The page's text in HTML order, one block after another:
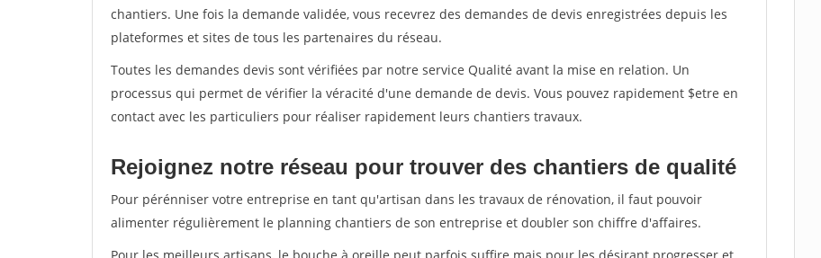
chantiers. Une fois la demande validée, vous recevrez des demandes de devis enregistrées depuis les
plateformes et sites de tous les partenaires du réseau.
Toutes les demandes devis sont vérifiées par notre service Qualité avant la mise en relation. Un
processus qui permet de vérifier la véracité d'une demande de devis. Vous pouvez rapidement $etre en
contact avec les particuliers pour réaliser rapidement leurs chantiers travaux.
Rejoignez notre réseau pour trouver des chantiers de qualité
Pour pérénniser votre entreprise en tant qu'artisan dans les travaux de rénovation, il faut pouvoir
alimenter régulièrement le planning chantiers de son entreprise et doubler son chiffre d'affaires.